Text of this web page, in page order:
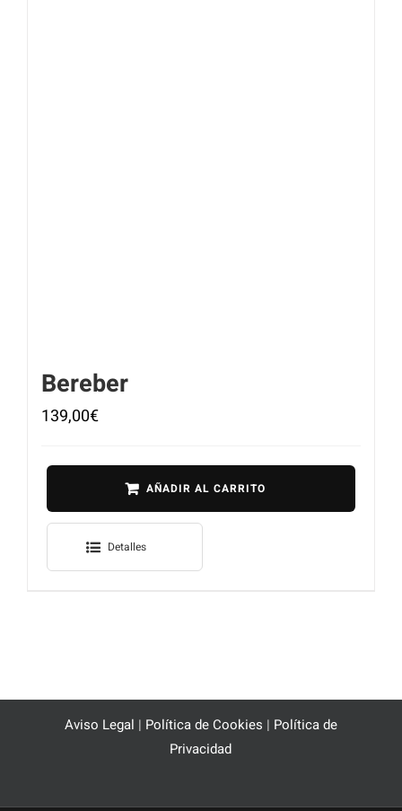
Bereber
139,00€
AÑADIR AL CARRITO
Detalles
Aviso Legal | Política de Cookies | Política de
Privacidad